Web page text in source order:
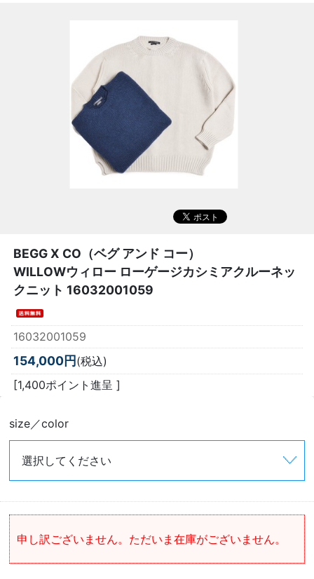
BEGG X CO（ベグ アンド コー）
WILLOWウィロー ローゲージカシミアクルーネッ
クニット 16032001059
16032001059
154,000円 (税込)
[1,400ポイント進呈 ]
size／color
申し訳ございません。ただいま在庫がございません。